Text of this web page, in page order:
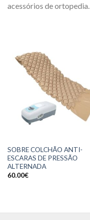
acessórios de ortopedia.
SOBRE COLCHÃO ANTI-
ESCARAS DE PRESSÃO
ALTERNADA
60.00€